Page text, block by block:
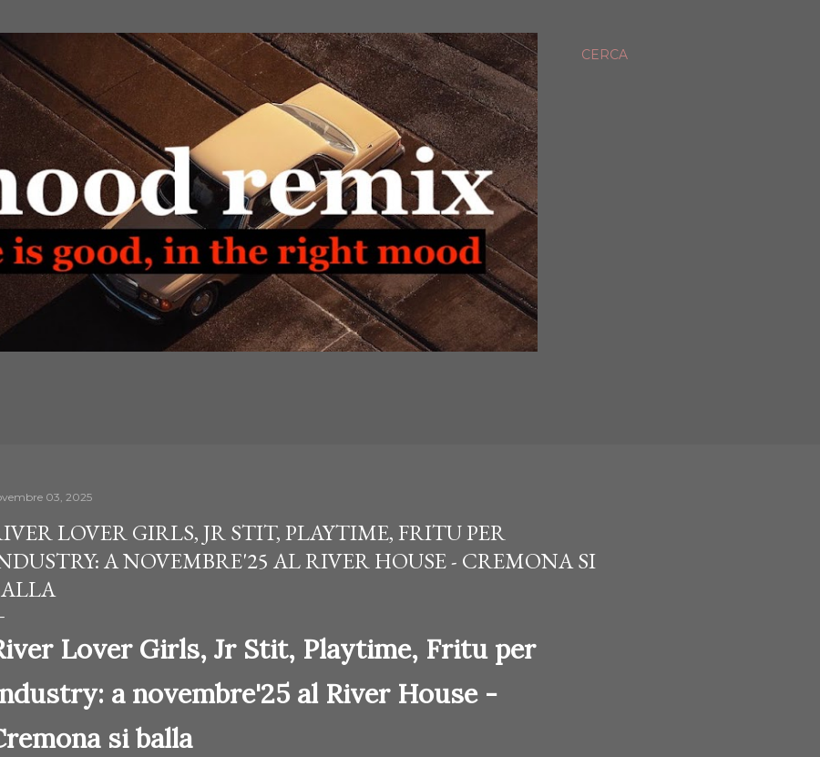
CERCA
03, 2025
LOVER GIRLS, JR STIT, PLAYTIME, FRITU PER
A NOVEMBRE'25 AL RIVER HOUSE - CREMONA SI
Lover Girls, Jr Stit, Playtime, Fritu per
a novembre'25 al River House -
si balla